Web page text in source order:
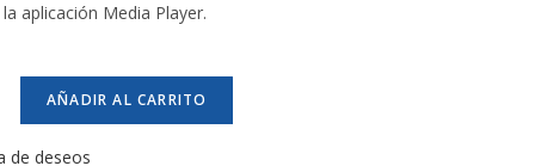
aplicación Media Player.
AÑADIR AL CARRITO
de deseos